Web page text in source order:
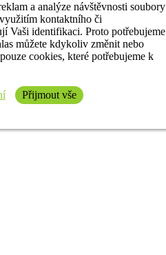
a analýze návštěvnosti soubory
kontaktního či
Vaši identifikaci. Proto potřebujeme
můžete kdykoliv změnit nebo
cookies, které potřebujeme k
Přijmout vše